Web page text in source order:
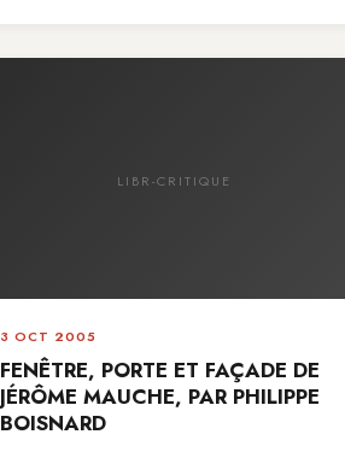
LIBR-CRITIQUE
3 OCT 2005
FENÊTRE, PORTE ET FAÇADE DE
JÉRÔME MAUCHE, PAR PHILIPPE
BOISNARD